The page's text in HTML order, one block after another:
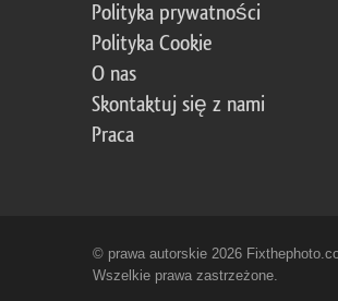
Polityka prywatności
Polityka Cookie
O nas
Skontaktuj się z nami
Praca
© prawa autorskie 2026
Wszelkie prawa zastrzeżone.